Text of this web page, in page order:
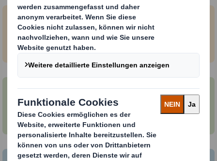
Ausbildung und Benefits
Duales Studium